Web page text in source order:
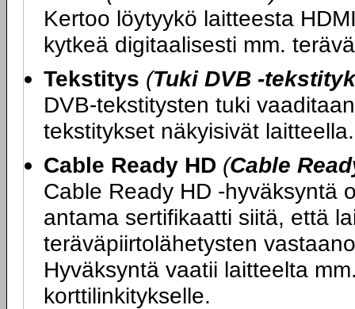
Kertoo löytyykö laitteesta
kytkeä digitaalisesti mm.
Tekstitys (Tuki DVB -
DVB-tekstitysten tuki
tekstitykset näkyisivät laitteella.
Cable Ready HD (Cable
Cable Ready HD -hyväksyntä
antama sertifikaatti siitä, että
teräväpiirtolähetysten
Hyväksyntä vaatii laitteelta
korttilinkitykselle.